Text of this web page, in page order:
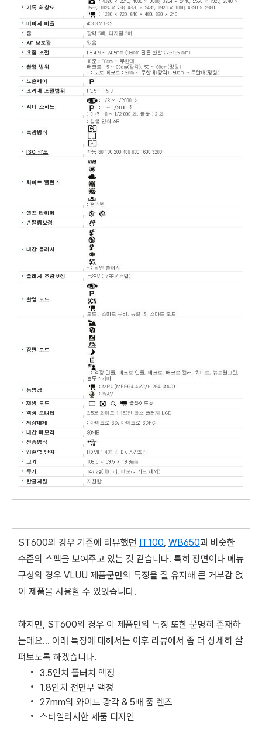
ST600의 경우 기존에 리뷰했던 IT100, WB650과 비슷한
수준의 스펙을 보여주고 있는 것 같습니다. 특히 장면이나 메뉴
구성의 경우 VLUU 제품군만의 특징을 잘 유지해 큰 거부감 없
이 제품을 사용할 수 있었습니다.
하지만, ST600의 경우 이 제품만의 특징 또한 분명히 존재하
는데요... 아래 특징에 대해서는 이후 리뷰에서 좀 더 상세히 살
펴보도록 하겠습니다.
3.5인치 풀터치 액정
1.8인치 전면부 액정
27mm의 와이드 광각 & 5배 줌 렌즈
스타일리시한 제품 디자인